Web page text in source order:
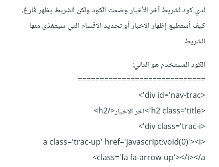
لدي كود لشريط آخر الأخبار وضعت الكود ولكن الشريط يظهر فارغ،
كيف أستطيع إظهار الأخبار أو تحديد الأقسام التي سيتغذى منها
الشريط
الكود المستخدم هو التالي:
=============================
<div id='nav-trac'>
<h2 class='title'>اخر الاخبار</h2>
<div class='trac-i'>
<a class='trac-up' href='javascript:void(0)'><i
class='fa fa-arrow-up'></i></a>